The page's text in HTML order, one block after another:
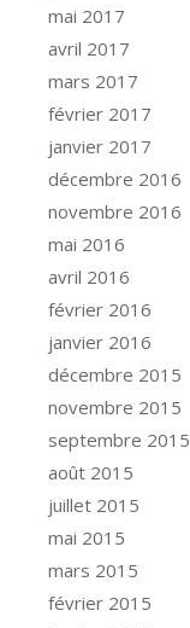
mai 2017
avril 2017
mars 2017
février 2017
janvier 2017
décembre 2016
novembre 2016
mai 2016
avril 2016
février 2016
janvier 2016
décembre 2015
novembre 2015
septembre 2015
août 2015
juillet 2015
mai 2015
mars 2015
février 2015